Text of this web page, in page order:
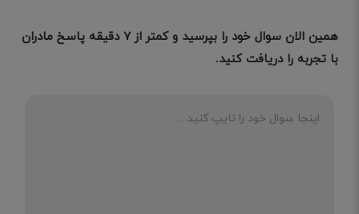
همین الان سوال خود را بپرسید و کمتر از ۷ دقیقه پاسخ مادران
با تجربه را دریافت کنید.